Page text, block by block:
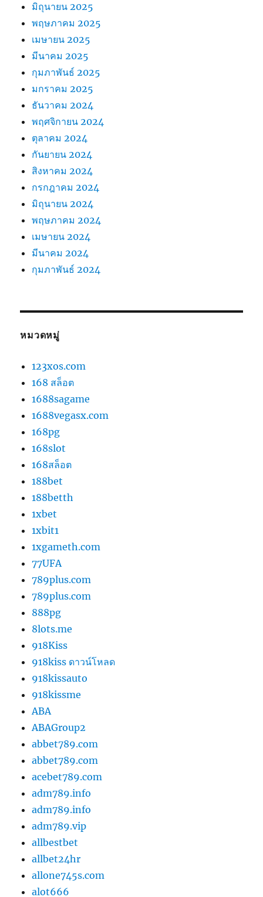
มิถุนายน 2025
พฤษภาคม 2025
เมษายน 2025
มีนาคม 2025
กุมภาพันธ์ 2025
มกราคม 2025
ธันวาคม 2024
พฤศจิกายน 2024
ตุลาคม 2024
กันยายน 2024
สิงหาคม 2024
กรกฎาคม 2024
มิถุนายน 2024
พฤษภาคม 2024
เมษายน 2024
มีนาคม 2024
กุมภาพันธ์ 2024
หมวดหมู่
123xos.com
168 สล็อต
1688sagame
1688vegasx.com
168pg
168slot
168สล็อต
188bet
188betth
1xbet
1xbit1
1xgameth.com
77UFA
789plus.com
789plus.com
888pg
8lots.me
918Kiss
918kiss ดาวน์โหลด
918kissauto
918kissme
ABA
ABAGroup2
abbet789.com
abbet789.com
acebet789.com
adm789.info
adm789.info
adm789.vip
allbestbet
allbet24hr
allone745s.com
alot666